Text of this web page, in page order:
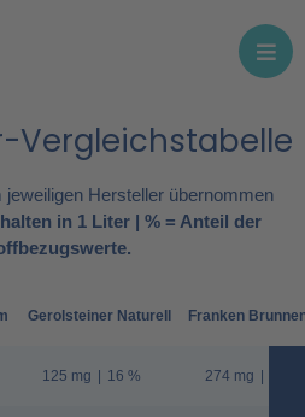
Vergleichstabelle
Hersteller übernommen
in 1 Liter | % = Anteil der
Gerolsteiner Naturell
125 mg | 16 %
Franken
274 mg |